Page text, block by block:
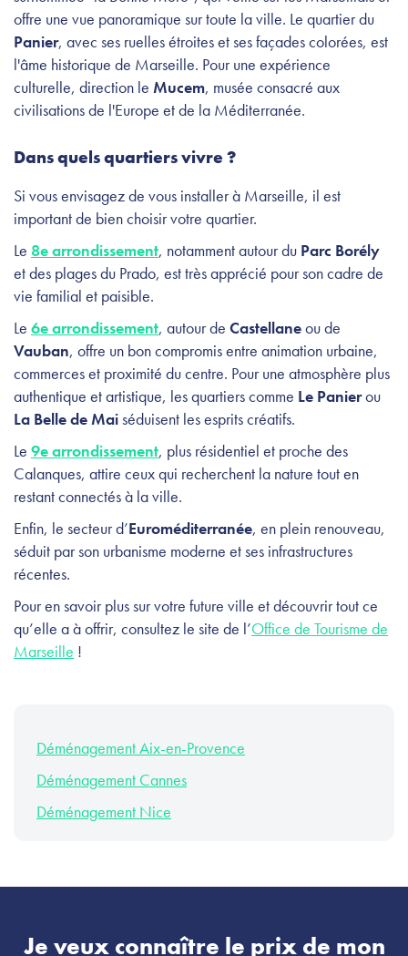
offre une vue panoramique sur toute la ville. Le quartier du
Panier, avec ses ruelles étroites et ses façades colorées, est
l'âme historique de Marseille. Pour une expérience
culturelle, direction le Mucem, musée consacré aux
civilisations de l'Europe et de la Méditerranée.
Dans quels quartiers vivre ?
Si vous envisagez de vous installer à Marseille, il est
important de bien choisir votre quartier.
Le 8e arrondissement, notamment autour du Parc Borély
et des plages du Prado, est très apprécié pour son cadre de
vie familial et paisible.
Le 6e arrondissement, autour de Castellaneou de
Vauban, offre un bon compromis entre animation urbaine,
commerces et proximité du centre. Pour une atmosphère plus
authentique et artistique, les quartiers comme Le Panierou
La Belle de Maiséduisent les esprits créatifs.
Le 9e arrondissement, plus résidentiel et proche des
Calanques, attire ceux qui recherchent la nature tout en
restant connectés à la ville.
Enfin, le secteur d’Euroméditerranée, en plein renouveau,
séduit par son urbanisme moderne et ses infrastructures
récentes.
Pour en savoir plus sur votre future ville et découvrir tout ce
qu’elle a à offrir, consultez le site de l’Office de Tourisme de
Marseille !
Déménagement Aix-en-Provence
Déménagement Cannes
Déménagement Nice
Je veux connaître le prix de mon